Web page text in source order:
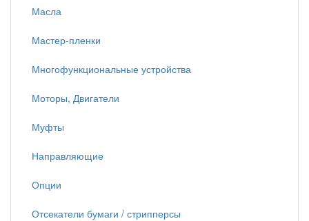
Масла
Мастер-пленки
Многофункциональные устройства
Моторы, Двигатели
Муфты
Направляющие
Опции
Отсекатели бумаги / стрипперсы